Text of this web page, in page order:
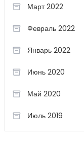
Март 2022
Февраль 2022
Январь 2022
Июнь 2020
Май 2020
Июль 2019